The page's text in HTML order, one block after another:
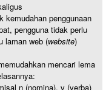
kemudahan penggunaan
pengguna tidak perlu
laman web (website)
mencari lema
n (nomina), v (verba)